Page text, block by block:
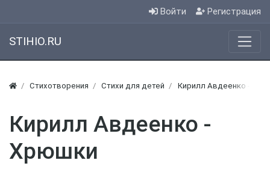
Войти Регистрация
STIHIO.RU
Стихотворения Стихи для детей Кирилл Авдеенко -
Кирилл Авдеенко -
Хрюшки